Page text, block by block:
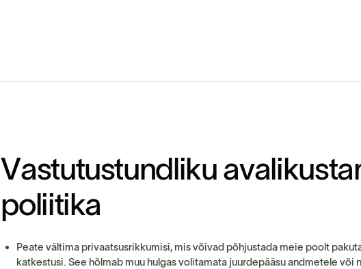
Vastutustundliku avalikusta
poliitika
Peate vältima privaatsusrikkumisi, mis võivad põhjustada meie poolt
katkestusi. See hõlmab muu hulgas volitamata juurdepääsu andmetele või